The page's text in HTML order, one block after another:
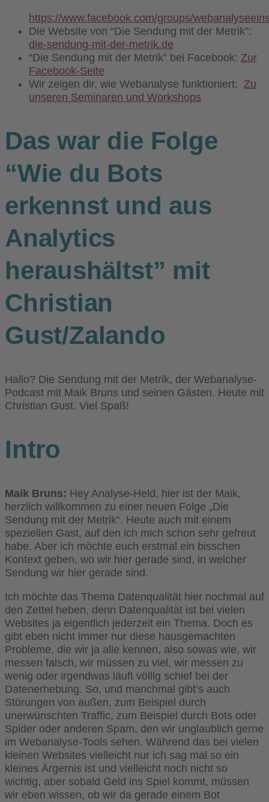
https://www.facebook.com/groups/
Die Website von “Die Sendung mit der Metrik”:
die-sendung-mit-der-metrik.de
“Die Sendung mit der Metrik” bei Facebook: Zur
Facebook-Seite
Wir zeigen dir, wie Webanalyse funktioniert: Zu
unseren Seminaren und Workshops
Das war die Folge
“Wie du Bots
erkennst und aus
Analytics
heraushältst” mit
Christian
Gust/Zalando
Hallo? Die Sendung mit der Metrik, der Webanalyse-
Podcast mit Maik Bruns und seinen Gästen. Heute mit
Christian Gust. Viel Spaß!
Intro
Maik Bruns: Hey Analyse-Held, hier ist der Maik,
herzlich willkommen zu einer neuen Folge „Die
Sendung mit der Metrik“. Heute auch mit einem
speziellen Gast, auf den ich mich schon sehr gefreut
habe. Aber ich möchte euch erstmal ein bisschen
Kontext geben, wo wir hier gerade sind, in welcher
Sendung wir hier gerade sind.
Ich möchte das Thema Datenqualität hier nochmal auf
den Zettel heben, denn Datenqualität ist bei vielen
Websites ja eigentlich jederzeit ein Thema. Doch es
gibt eben nicht immer nur diese hausgemachten
Probleme, die wir ja alle kennen, also sowas wie, wir
messen falsch, wir müssen zu viel, wir messen zu
wenig oder irgendwas läuft völlig schief bei der
Datenerhebung. So, und manchmal gibt’s auch
Störungen von außen, zum Beispiel durch
unerwünschten Traffic, zum Beispiel durch Bots oder
Spider oder anderen Spam, den wir unglaublich gerne
im Webanalyse-Tools sehen. Während das bei vielen
kleinen Websites vielleicht nur ich sag mal so ein
kleines Ärgernis ist und vielleicht noch nicht so
wichtig, aber sobald Geld ins Spiel kommt, müssen
wir eben wissen, ob wir da gerade einem Bot